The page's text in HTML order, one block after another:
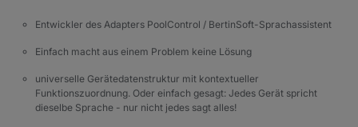
Entwickler des Adapters PoolControl / BertinSoft-Sprachassistent
Einfach macht aus einem Problem keine Lösung
universelle Gerätedatenstruktur mit kontextueller
Funktionszuordnung. Oder einfach gesagt: Jedes Gerät spricht
dieselbe Sprache - nur nicht jedes sagt alles!